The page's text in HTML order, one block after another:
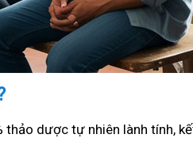
dược tự nhiên lành tính,